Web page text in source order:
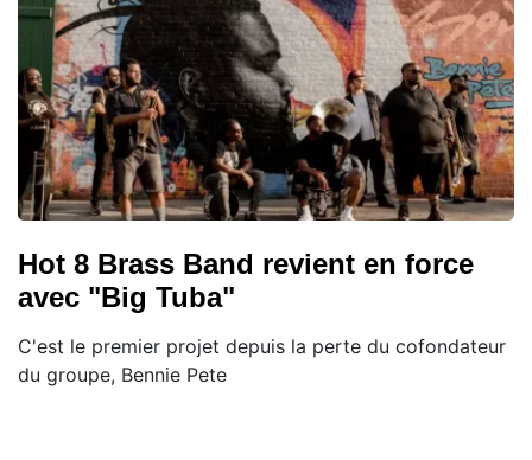
Hot 8 Brass Band revient en force
avec "Big Tuba"
C'est le premier projet depuis la perte du cofondateur
du groupe, Bennie Pete